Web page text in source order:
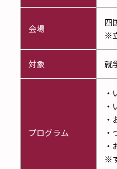
会場
四
※
対象 就
プログラム
・
※